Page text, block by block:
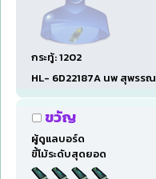
กระทู้: 1202
HL- 6D22187A นพ สุพรรณ
ขวัญ
ผู้ดูแลบอร์ด
ขี้โม้ระดับสุดยอด